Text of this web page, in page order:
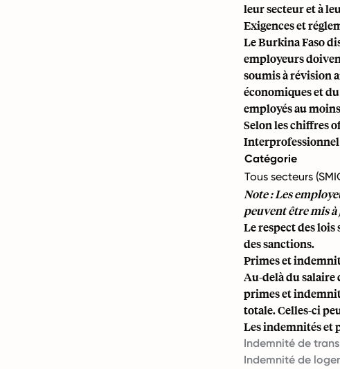
leur secteur et à
Exigences et
Le Burkina Faso
employeurs
soumis à révision
économiques et
employés au
Selon les chiffres
Interprofessionnel
Catégorie
Tous secteurs
Note : Les
peuvent être mis
Le respect des
des sanctions.
Primes et
Au-delà du salaire
primes et
totale. Celles-ci
Les indemnités et
Indemnité de
Indemnité de